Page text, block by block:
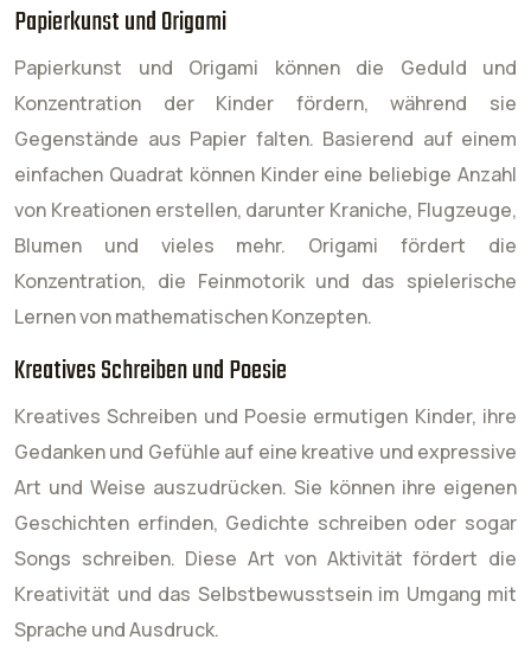
Papierkunst und Origami
Papierkunst und Origami können die Geduld und
Konzentration der Kinder fördern, während sie
Gegenstände aus Papier falten. Basierend auf einem
einfachen Quadrat können Kinder eine beliebige Anzahl
von Kreationen erstellen, darunter Kraniche, Flugzeuge,
Blumen und vieles mehr. Origami fördert die
Konzentration, die Feinmotorik und das spielerische
Lernen von mathematischen Konzepten.
Kreatives Schreiben und Poesie
Kreatives Schreiben und Poesie ermutigen Kinder, ihre
Gedanken und Gefühle auf eine kreative und expressive
Art und Weise auszudrücken. Sie können ihre eigenen
Geschichten erfinden, Gedichte schreiben oder sogar
Songs schreiben. Diese Art von Aktivität fördert die
Kreativität und das Selbstbewusstsein im Umgang mit
Sprache und Ausdruck.